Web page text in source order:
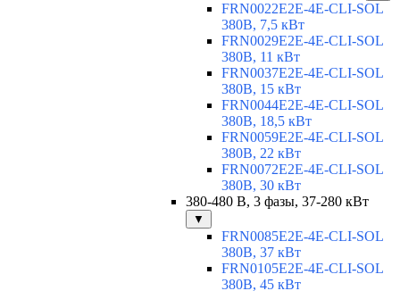
FRN0022E2E-4E-CLI-SOL
380В, 7,5 кВт
FRN0029E2E-4E-CLI-SOL
380В, 11 кВт
FRN0037E2E-4E-CLI-SOL
380В, 15 кВт
FRN0044E2E-4E-CLI-SOL
380В, 18,5 кВт
FRN0059E2E-4E-CLI-SOL
380В, 22 кВт
FRN0072E2E-4E-CLI-SOL
380В, 30 кВт
380-480 В, 3 фазы, 37-280 кВт
▼
FRN0085E2E-4E-CLI-SOL
380В, 37 кВт
FRN0105E2E-4E-CLI-SOL
380В, 45 кВт